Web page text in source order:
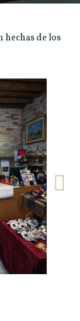
hechas de los